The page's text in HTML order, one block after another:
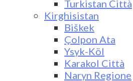
Turkistan Città
Kirghisistan
Biškek
Çolpon Ata
Ysyk-Köl
Karakol Città
Naryn Regione